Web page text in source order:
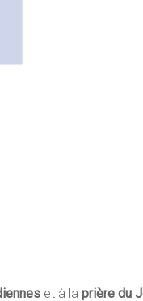
et à la prière du